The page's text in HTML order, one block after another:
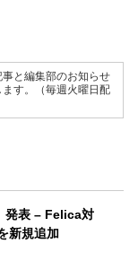
事と編集部のお知らせ
ます。（毎週火曜日配
発表 – Felica対
新規追加